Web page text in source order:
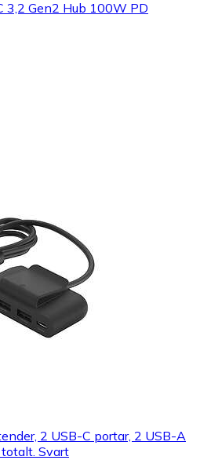
3,2 Gen2 Hub 100W PD
2 USB-C portar, 2 USB-A
Svart